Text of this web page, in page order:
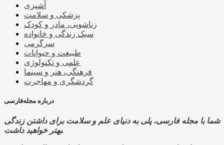
آشپزی
پزشکی و سلامت
زناشویی، مادر و کودک
سبک زندگی و خانواده
سرگرمی
طبیعت و حیوانات
علمی و تکنولوژی
فرهنگی، هنر و سینما
گردشگری و مهاجرت
درباره مجله‌فارسی
شما با مجله فارسی، پلی به دنیای علم و سلامت برای داشتن زندگی
بهتر خواهید داشت.